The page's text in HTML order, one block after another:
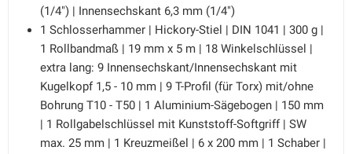
(1/4") | Innensechskant 6,3 mm (1/4")
1 Schlosserhammer | Hickory-Stiel | DIN 1041 | 300 g |
1 Rollbandmaß | 19 mm x 5 m | 18 Winkelschlüssel |
extra lang: 9 Innensechskant/Innensechskant mit
Kugelkopf 1,5 - 10 mm | 9 T-Profil (für Torx) mit/ohne
Bohrung T10 - T50 | 1 Aluminium-Sägebogen | 150 mm
| 1 Rollgabelschlüssel mit Kunststoff-Softgriff | SW
max. 25 mm | 1 Kreuzmeißel | 6 x 200 mm | 1 Schaber |